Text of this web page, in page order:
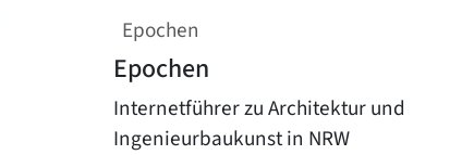
Epochen
Epochen
Internetführer zu Architektur und
Ingenieurbaukunst in NRW